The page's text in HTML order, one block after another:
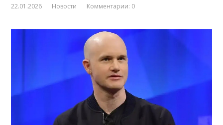
22.01.2026 Новости Комментарии: 0